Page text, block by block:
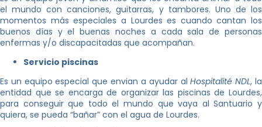
el mundo con canciones, guitarras, y tambores. Uno de los
momentos más especiales a Lourdes es cuando cantan los
buenos días y el buenas noches a cada sala de personas
enfermas y/o discapacitadas que acompañan.
Servicio piscinas
Es un equipo especial que envian a ayudar alHospitalité NDL, la
entidad que se encarga de organizar las piscinas de Lourdes,
para conseguir que todo el mundo que vaya al Santuario y
quiera, se pueda “bañar” con el agua de Lourdes.